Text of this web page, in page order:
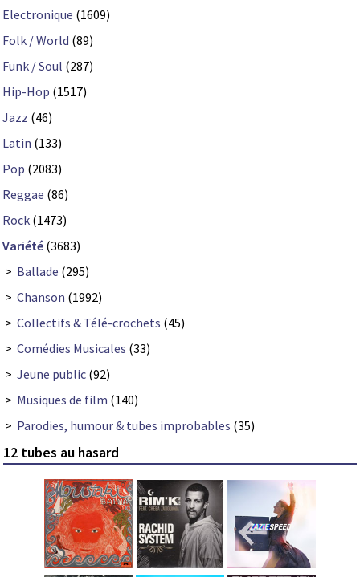
Electronique (1609)
Folk / World (89)
Funk / Soul (287)
Hip-Hop (1517)
Jazz (46)
Latin (133)
Pop (2083)
Reggae (86)
Rock (1473)
Variété (3683)
> Ballade (295)
> Chanson (1992)
> Collectifs & Télé-crochets (45)
> Comédies Musicales (33)
> Jeune public (92)
> Musiques de film (140)
> Parodies, humour & tubes improbables (35)
12 tubes au hasard